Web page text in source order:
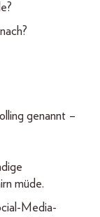
genannt –
müde.
Media-